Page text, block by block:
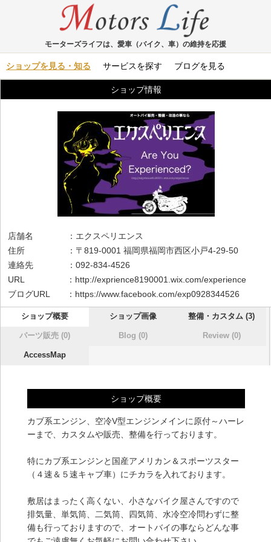
モーターズライフは、愛車（バイク、車）の維持を応援
ショップを見る・知る サービスを探す ブログを見る
ショップ情報
店舗名 ：エクスペリエンス
住所 ：〒819-0001 福岡県福岡市西区小戸4-29-50
連絡先 ：092-834-4526
URL ： http://exprience8190001.wix.com/experience
ブログURL ： https://www.facebook.com/exp0928344526
ショップ概要 ショップ画像 整備・カスタム (3)
パーツ販売 (0) Blog (0) Review (0)
AccessMap
ショップ概要
カブ系エンジン、空冷V型エンジンメインに原付～ハーレ
ーまで、カスタムや販売、整備を行っております。
特にカブ系エンジンと国産アメリカン＆スポーツスター
（４速＆５速キャブ車）にチカラを入れております。
敷居はまったく高くない、小さなバイク屋さんですので
排気量、単気筒、二気筒、四気筒、水冷空冷問わずに整
備も行っておりますので、オートバイの事ならどんな事